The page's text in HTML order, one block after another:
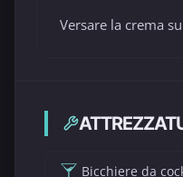
Versare la crema
Bicchiere da